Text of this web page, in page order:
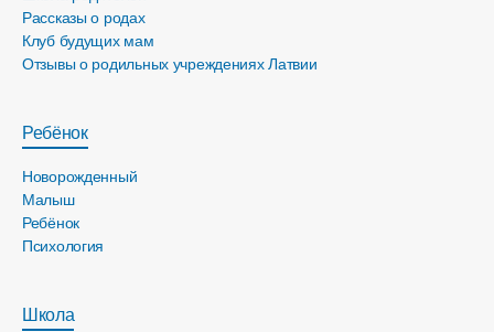
Рассказы о родах
Клуб будущих мам
Отзывы о родильных учреждениях Латвии
Ребёнок
Новорожденный
Малыш
Ребёнок
Психология
Школа